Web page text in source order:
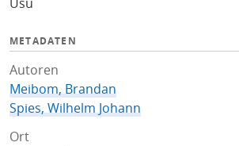
o
METADATEN
Autoren
Meibom, Brandan
Spies, Wilhelm Johann
Ort